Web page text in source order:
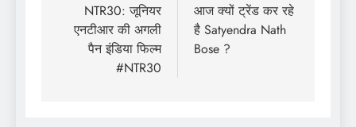
navigation
NTR30: जूनियर
एनटीआर की अगली
पैन इंडिया फिल्म
#NTR30
आज क्यों ट्रेंड कर रहे
है Satyendra Nath
Bose ?